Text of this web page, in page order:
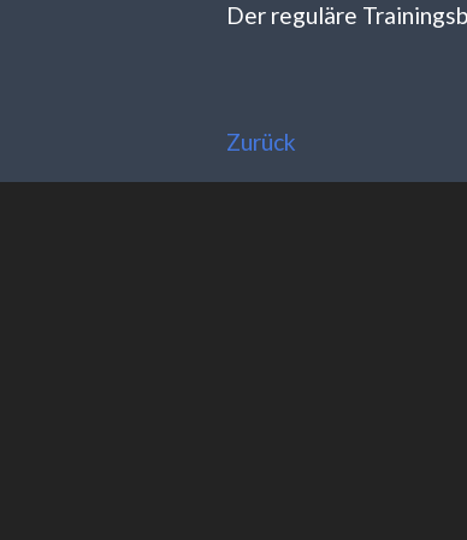
Der reguläre
Zurück